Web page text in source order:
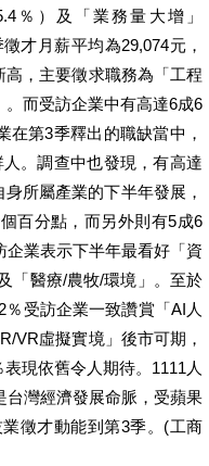
％）及「業務量大增」
才月薪平均為29,074元，
，主要徵求職務為「工程
而受訪企業中有高達6成6
在第3季釋出的職缺當中，
。調查中也發現，有高達
所屬產業的下半年發展，
百分點，而另外則有5成6
業表示下半年最看好「資
「醫療/農牧/環境」。至於
受訪企業一致讚賞「AI人
VR虛擬實境」後市可期，
現依舊令人期待。1111人
台灣經濟發展命脈，受蘋果
徵才動能到第3季。(工商